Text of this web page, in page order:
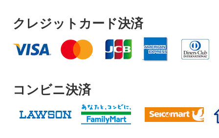
クレジットカード決済
コンビニ決済